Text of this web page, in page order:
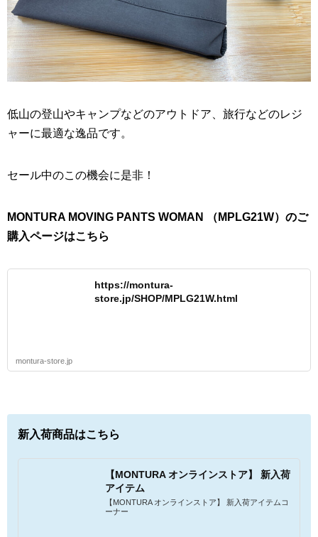
低山の登山やキャンプなどのアウトドア、旅行などのレジ
ャーに最適な逸品です。
セール中のこの機会に是非！
MONTURA MOVING PANTS WOMAN （MPLG21W）のご
購入ページはこちら
https://montura-
store.jp/SHOP/MPLG21W.html
montura-store.jp
新入荷商品はこちら
【MONTURA オンラインストア】 新入荷
アイテム
【MONTURA オンラインストア】 新入荷アイテムコ
ーナー